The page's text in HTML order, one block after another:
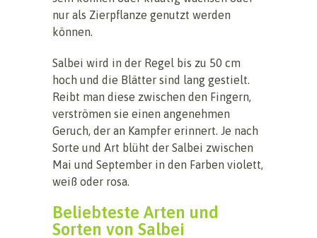
nur als Zierpflanze genutzt werden
können.
Salbei wird in der Regel bis zu 50 cm
hoch und die Blätter sind lang gestielt.
Reibt man diese zwischen den Fingern,
verströmen sie einen angenehmen
Geruch, der an Kampfer erinnert. Je nach
Sorte und Art blüht der Salbei zwischen
Mai und September in den Farben violett,
weiß oder rosa.
Beliebteste Arten und
Sorten von Salbei